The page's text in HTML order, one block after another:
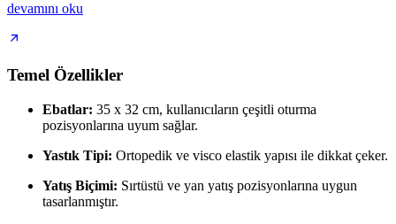
devamını oku
Temel Özellikler
Ebatlar: 35 x 32 cm, kullanıcıların çeşitli oturma
pozisyonlarına uyum sağlar.
Yastık Tipi: Ortopedik ve visco elastik yapısı ile dikkat çeker.
Yatış Biçimi: Sırtüstü ve yan yatış pozisyonlarına uygun
tasarlanmıştır.